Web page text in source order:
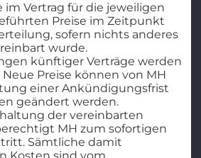
im Vertrag für die jeweiligen
Preise im Zeitpunkt
sofern nichts anderes
wurde.
künftiger Verträge werden
Preise können von MH
einer Ankündigungsfrist
geändert werden.
der vereinbarten
MH zum sofortigen
Sämtliche damit